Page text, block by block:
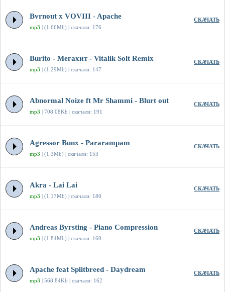
Bvrnout x VOVIII - Apache
mp3 | (1.66Mb) | скачали: 176
СКАЧАТЬ
Burito - Мегахит - Vitalik Solt Remix
mp3 | (1.29Mb) | скачали: 147
СКАЧАТЬ
Abnormal Noize ft Mr Shammi - Blurt out
mp3 | 708.08Kb | скачали: 191
СКАЧАТЬ
Agressor Bunx - Pararampam
mp3 | (1.3Mb) | скачали: 153
СКАЧАТЬ
Akra - Lai Lai
mp3 | (1.17Mb) | скачали: 180
СКАЧАТЬ
Andreas Byrsting - Piano Compression
mp3 | (1.84Mb) | скачали: 160
СКАЧАТЬ
Apache feat Splitbreed - Daydream
mp3 | 568.84Kb | скачали: 162
СКАЧАТЬ